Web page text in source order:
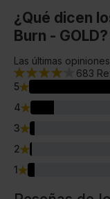
¿Qué dicen
Burn - GOLD?
Las últimas
683
5
4
3
2
1